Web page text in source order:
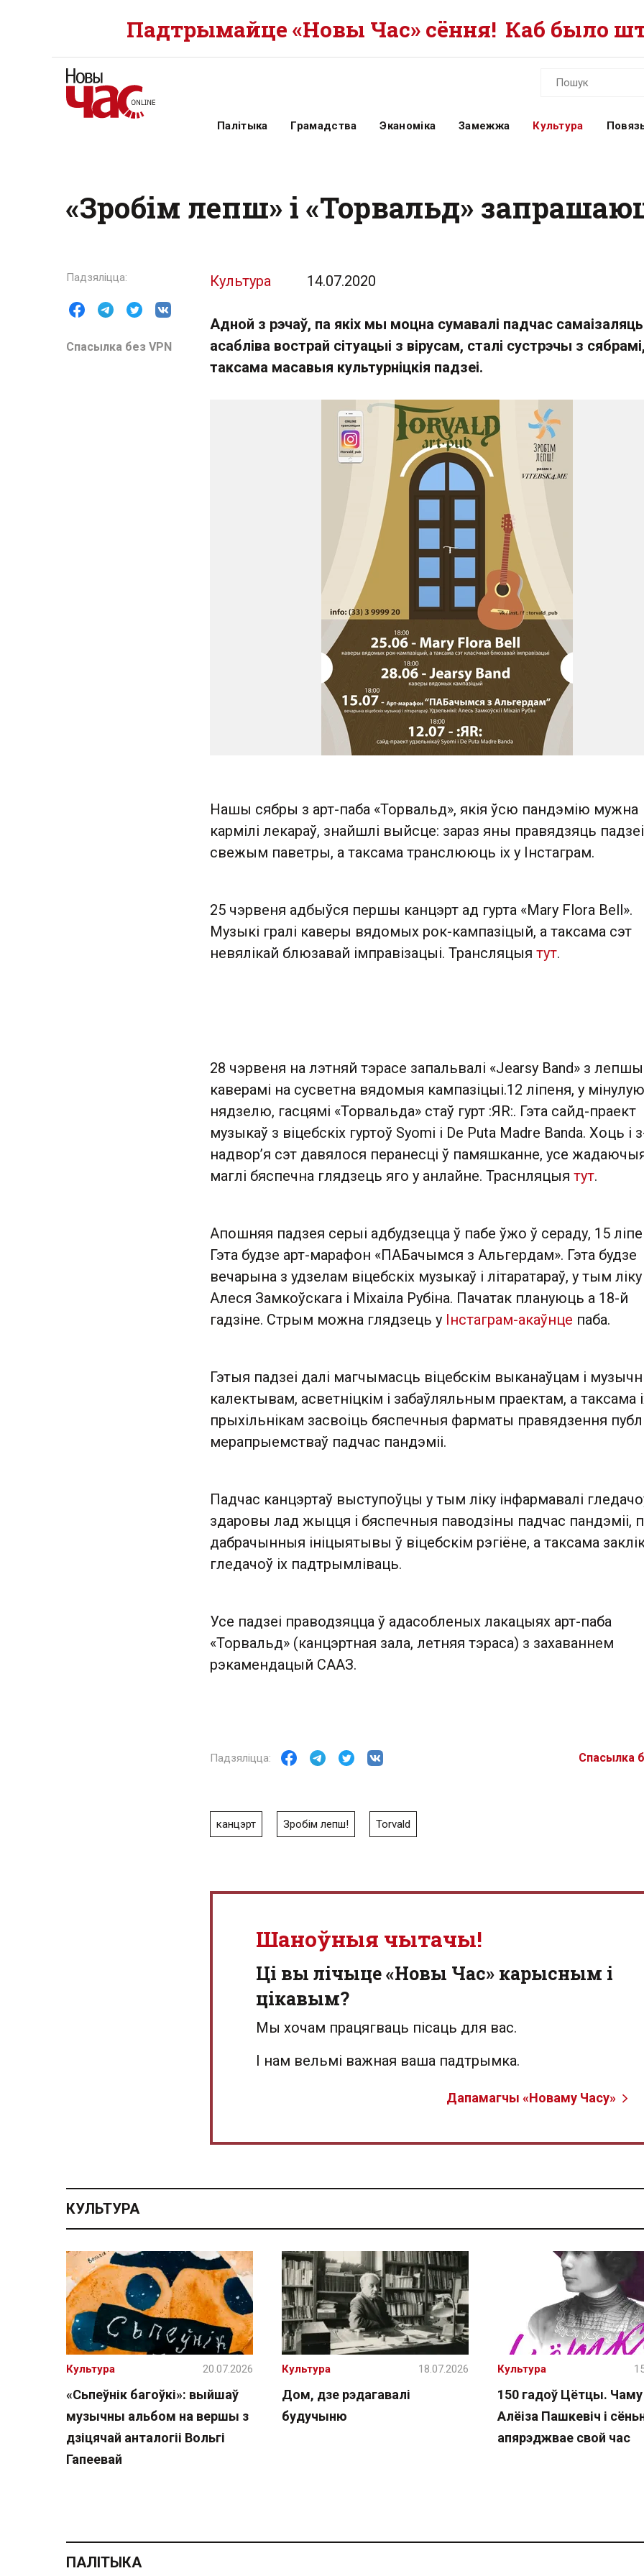
Падтрымайце «Новы Час» сёння! Каб было
Палітыка Грамадства Эканоміка Замежжа Культура
«Зробім лепш» і «Торвальд»
Спасылка без VPN
Культура 14.07.2020
Адной з рэчаў, па якіх мы моцна сумавалі падчас
асабліва вострай сітуацыі з вірусам, сталі сустрэчы з
таксама масавыя культурніцкія падзеі.
Нашы сябры з арт-паба «Торвальд», якія ўсю пандэмію мужна
кармілі лекараў, знайшлі выйсце: зараз яны правядзяць
свежым паветры, а таксама транслююць іх у Інстаграм.
25 чэрвеня адбыўся першы канцэрт ад гурта «Mary Flora Bell».
Музыкі гралі каверы вядомых рок-кампазіцый, а таксама сэт
невялікай блюзавай імправізацыі. Трансляцыя тут.
28 чэрвеня на лэтняй тэрасе запальвалі «Jearsy Band» з
каверамі на сусветна вядомыя кампазіцыі.12 ліпеня, у мінулую
нядзелю, гасцямі «Торвальда» стаў гурт :ЯR:. Гэта сайд-праект
музыкаў з віцебскіх гуртоў Syomi і De Puta Madre Banda. Хоць і
надвор’я сэт давялося перанесці ў памяшканне, усе
маглі бяспечна глядзець яго у анлайне. Траснляцыя тут.
Апошняя падзея серыі адбудзецца ў пабе ўжо ў сераду, 15
Гэта будзе арт-марафон «ПАБачымся з Альгердам». Гэта будзе
вечарына з удзелам віцебскіх музыкаў і літаратараў, у тым ліку
Алеся Замкоўскага і Міхаіла Рубіна. Пачатак плануюць а 18-й
гадзіне. Стрым можна глядзець у Інстаграм-акаўнце паба.
Гэтыя падзеі далі магчымасць віцебскім выканаўцам і
калектывам, асветніцкім і забаўляльным праектам, а таксама
прыхільнікам засвоіць бяспечныя фарматы правядзення
мерапрыемстваў падчас пандэміі.
Падчас канцэртаў выступоўцы у тым ліку інфармавалі
здаровы лад жыцця і бяспечныя паводзіны падчас пандэміі,
дабрачынныя ініцыятывы ў віцебскім рэгіёне, а таксама
гледачоў іх падтрымліваць.
Усе падзеі праводзяцца ў адасобленых лакацыях арт-паба
«Торвальд» (канцэртная зала, летняя тэраса) з захаваннем
рэкамендацый СААЗ.
Спасылка
канцэрт Зробім лепш! Torvald
Шаноўныя чытачы!
Ці вы лічыце «Новы Час» карысным і
цікавым?
Мы хочам працягваць пісаць для вас.
І нам вельмі важная ваша падтрымка.
Дапамагчы «Новаму Часу»
КУЛЬТУРА
«Сьпеўнік багоўкі»: выйшаў
музычны альбом на вершы з
дзіцячай анталогіі Вольгі
Гапеевай
Культура 20.07.2026
Дом, дзе рэдагавалі
будучыню
Культура 18.07.2026
150 гадоў Цётцы. Чаму
Алёіза Пашкевіч і
апярэджвае свой час
Культура
ПАЛІТЫКА